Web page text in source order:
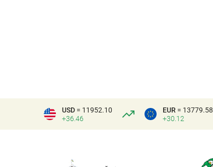
USD = 11952.10
+36.46
EUR = 13779.58
+30.12